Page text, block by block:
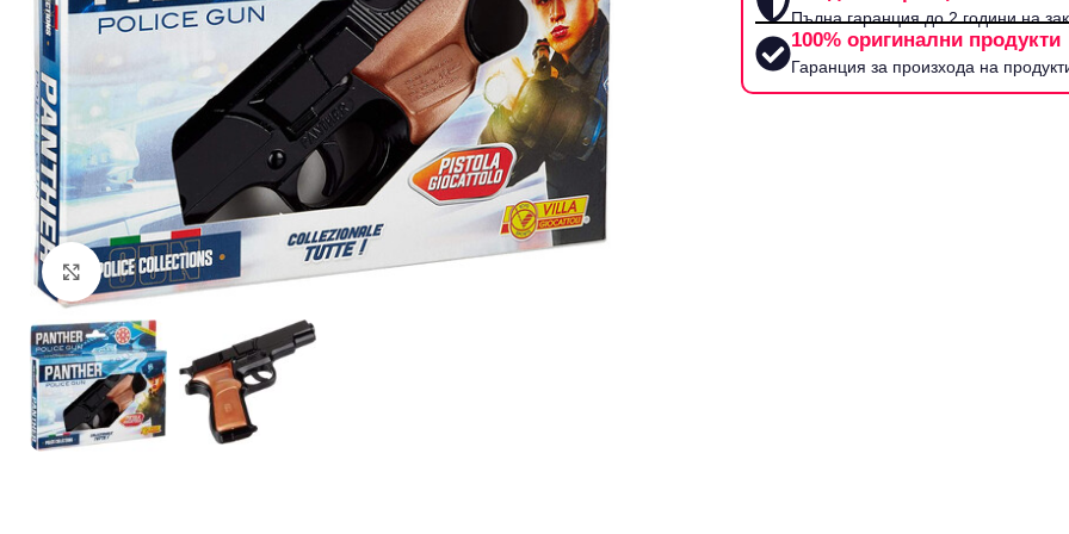
Щракнете за уголемяване
Пълна гаранция до 2 години на
100% оригинални продукти
Гаранция за произхода на